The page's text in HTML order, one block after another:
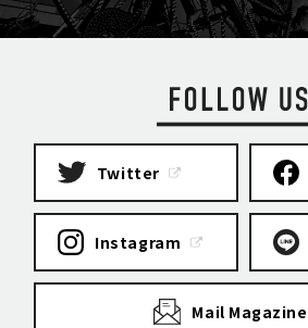
Twitter
Instagram
Mail Magazine